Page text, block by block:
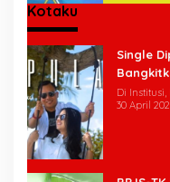
Kotaku
Single
Di Institusi,
30 April